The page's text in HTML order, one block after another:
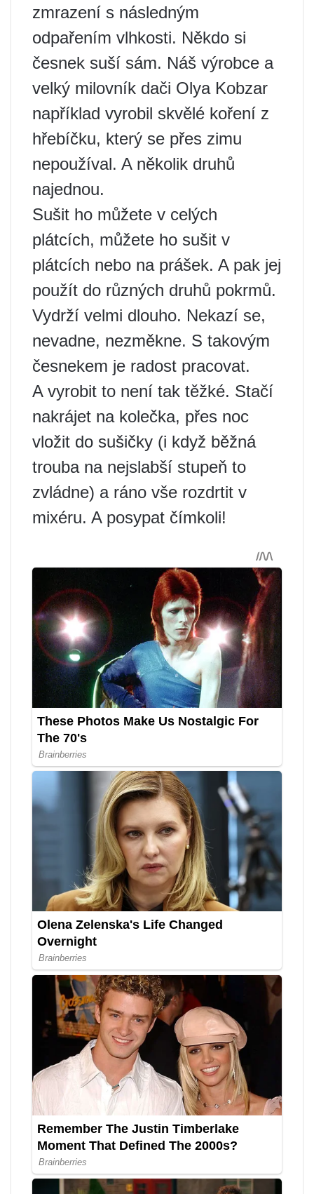
zmrazení s následným
odpařením vlhkosti. Někdo si
česnek suší sám. Náš výrobce a
velký milovník dači Olya Kobzar
například vyrobil skvělé koření z
hřebíčku, který se přes zimu
nepoužíval. A několik druhů
najednou.
Sušit ho můžete v celých
plátcích, můžete ho sušit v
plátcích nebo na prášek. A pak jej
použít do různých druhů pokrmů.
Vydrží velmi dlouho. Nekazí se,
nevadne, nezměkne. S takovým
česnekem je radost pracovat.
A vyrobit to není tak těžké. Stačí
nakrájet na kolečka, přes noc
vložit do sušičky (i když běžná
trouba na nejslabší stupeň to
zvládne) a ráno vše rozdrtit v
mixéru. A posypat čímkoli!